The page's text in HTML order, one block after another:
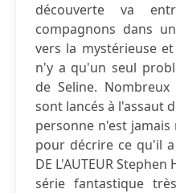
découverte va
compagnons dans
vers la mystérieuse
n'y a qu'un seul
de Seline.
sont lancés à l'assaut
personne n'est
pour décrire ce qu'il
DE L'AUTEUR
série fantastique